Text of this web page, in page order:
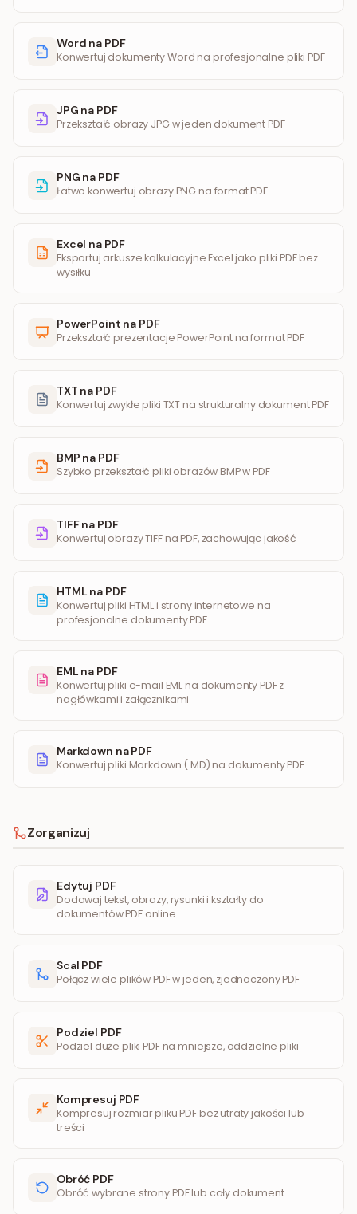
Word na PDF
Konwertuj dokumenty Word na profesjonalne pliki PDF
JPG na PDF
Przekształć obrazy JPG w jeden dokument PDF
PNG na PDF
Łatwo konwertuj obrazy PNG na format PDF
Excel na PDF
Eksportuj arkusze kalkulacyjne Excel jako pliki PDF bez
wysiłku
PowerPoint na PDF
Przekształć prezentacje PowerPoint na format PDF
TXT na PDF
Konwertuj zwykłe pliki TXT na strukturalny dokument PDF
BMP na PDF
Szybko przekształć pliki obrazów BMP w PDF
TIFF na PDF
Konwertuj obrazy TIFF na PDF, zachowując jakość
HTML na PDF
Konwertuj pliki HTML i strony internetowe na
profesjonalne dokumenty PDF
EML na PDF
Konwertuj pliki e-mail EML na dokumenty PDF z
nagłówkami i załącznikami
Markdown na PDF
Konwertuj pliki Markdown (.MD) na dokumenty PDF
Zorganizuj
Edytuj PDF
Dodawaj tekst, obrazy, rysunki i kształty do
dokumentów PDF online
Scal PDF
Połącz wiele plików PDF w jeden, zjednoczony PDF
Podziel PDF
Podziel duże pliki PDF na mniejsze, oddzielne pliki
Kompresuj PDF
Kompresuj rozmiar pliku PDF bez utraty jakości lub
treści
Obróć PDF
Obróć wybrane strony PDF lub cały dokument